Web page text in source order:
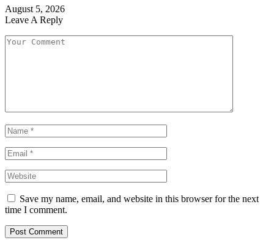
August 5, 2026
Leave A Reply
Save my name, email, and website in this browser for the next
time I comment.